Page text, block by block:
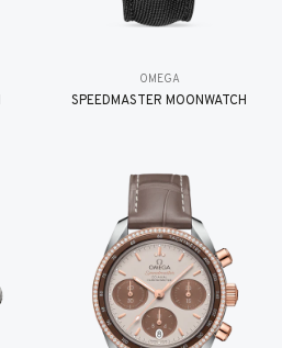
OMEGA
SPEEDMASTER MOONWATCH